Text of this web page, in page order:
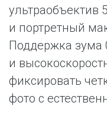
ультраобъектив
и портретный
Поддержка зума
и
фиксировать
фото с